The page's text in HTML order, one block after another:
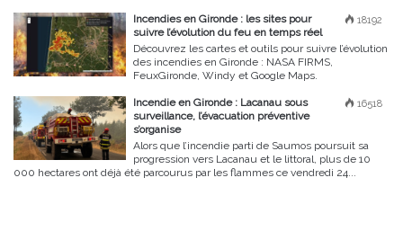
18192
Incendies en Gironde : les sites pour
suivre l’évolution du feu en temps réel
Découvrez les cartes et outils pour suivre l’évolution
des incendies en Gironde : NASA FIRMS,
FeuxGironde, Windy et Google Maps.
16518
Incendie en Gironde : Lacanau sous
surveillance, l’évacuation préventive
s’organise
Alors que l’incendie parti de Saumos poursuit sa
progression vers Lacanau et le littoral, plus de 10
000 hectares ont déjà été parcourus par les flammes ce vendredi 24...